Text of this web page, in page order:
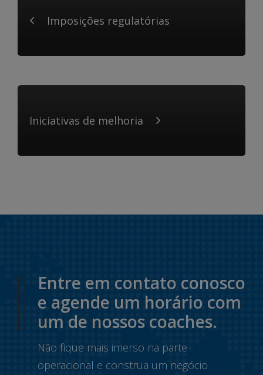
Imposições regulatórias
Iniciativas de melhoria
Entre em contato conosco
e agende um horário com
um de nossos coaches.
Não fique mais imerso na parte
operacional e construa um negócio